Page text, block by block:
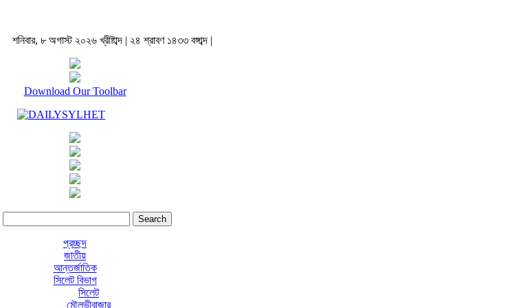
শনিবার, ৮ অগাস্ট ২০২৬ খ্রীষ্টাব্দ | ২৪ শ্রাবণ ১৪৩৩ বঙ্গাব্দ |
Download Our Toolbar
প্রচ্ছদ
জাতীয়
আন্তর্জাতিক
সিলেট বিভাগ
সিলেট
মৌলভীবাজার